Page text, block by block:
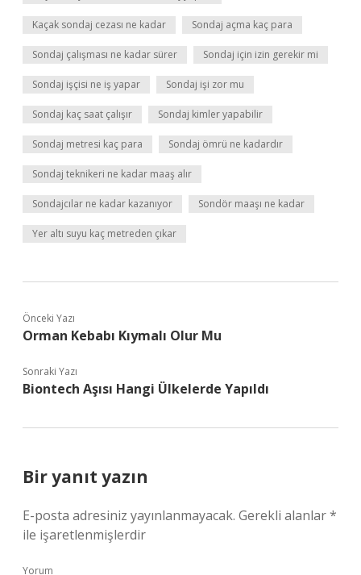
Kaçak sondaj cezası ne kadar Sondaj açma kaç para
Sondaj çalışması ne kadar sürer Sondaj için izin gerekir mi
Sondaj işçisi ne iş yapar Sondaj işi zor mu
Sondaj kaç saat çalışır Sondaj kimler yapabilir
Sondaj metresi kaç para Sondaj ömrü ne kadardır
Sondaj teknikeri ne kadar maaş alır
Sondajcılar ne kadar kazanıyor Sondör maaşı ne kadar
Yer altı suyu kaç metreden çıkar
Önceki Yazı
Orman Kebabı Kıymalı Olur Mu
Sonraki Yazı
Biontech Aşısı Hangi Ülkelerde Yapıldı
Bir yanıt yazın
E-posta adresiniz yayınlanmayacak. Gerekli alanlar*
ile işaretlenmişlerdir
Yorum